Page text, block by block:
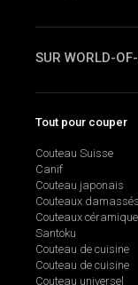
SUR WORLD-
Tout pour couper
Couteau Suisse
Canif
Couteau japonais
Couteaux damassés
Couteaux céramique
Santoku
Couteau de cuisine
Couteau de cuisine
Couteau universel